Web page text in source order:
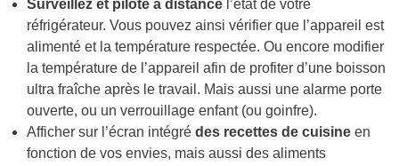
Surveillez et pilote à distance l’état de votre
réfrigérateur. Vous pouvez ainsi vérifier que l’appareil est
alimenté et la température respectée. Ou encore modifier
la température de l’appareil afin de profiter d’une boisson
ultra fraîche après le travail. Mais aussi une alarme porte
ouverte, ou unverrouillage enfant(ou goinfre).
Afficher sur l’écran intégrédes recettes de cuisine en
fonction de vos envies, mais aussi des aliments